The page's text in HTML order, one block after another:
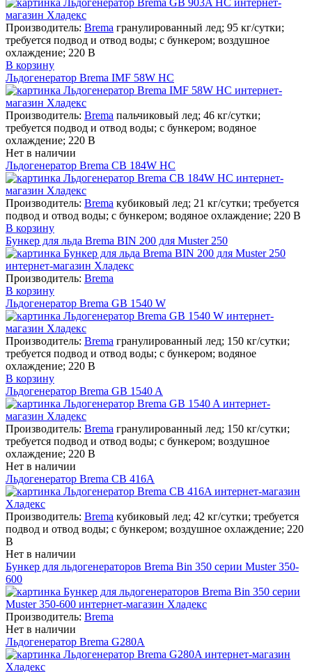
Производитель: Brema гранулированный лед; 95 кг/сутки;
требуется подвод и отвод воды; с бункером; воздушное
охлаждение; 220 В
В корзину
Льдогенератор Brema IMF 58W HC
Производитель: Brema пальчиковый лед; 46 кг/сутки;
требуется подвод и отвод воды; с бункером; водяное
охлаждение; 220 В
Нет в наличии
Льдогенератор Brema CB 184W HC
Производитель: Brema кубиковый лед; 21 кг/сутки; требуется
подвод и отвод воды; с бункером; водяное охлаждение; 220 В
В корзину
Бункер для льда Brema BIN 200 для Muster 250
Производитель: Brema
В корзину
Льдогенератор Brema GB 1540 W
Производитель: Brema гранулированный лед; 150 кг/сутки;
требуется подвод и отвод воды; с бункером; водяное
охлаждение; 220 В
В корзину
Льдогенератор Brema GB 1540 A
Производитель: Brema гранулированный лед; 150 кг/сутки;
требуется подвод и отвод воды; с бункером; воздушное
охлаждение; 220 В
Нет в наличии
Льдогенератор Brema CB 416A
Производитель: Brema кубиковый лед; 42 кг/сутки; требуется
подвод и отвод воды; с бункером; воздушное охлаждение; 220
В
Нет в наличии
Бункер для льдогенераторов Brema Bin 350 серии Muster 350-
600
Производитель: Brema
Нет в наличии
Льдогенератор Brema G280A